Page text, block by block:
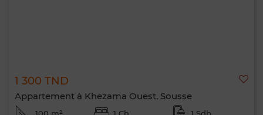
1 300 TND
Appartement à Khezama Ouest, Sousse